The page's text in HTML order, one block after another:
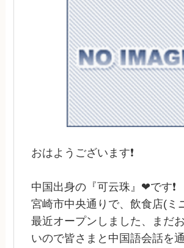
おはようございます❗
中国出身の『可云珠』❤です❗
宮崎市中央通りで、飲食店(ミ
最近オープンしました、まだ
いので皆さまと中国語会話を